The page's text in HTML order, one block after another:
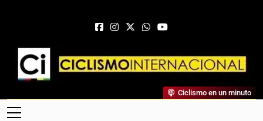
Ciclismo Internacional
Web Dedicada Al Ciclismo Mundial. Entrevistas, Análisis,
Crónicas, Previas Y Más. La Web Ciclista De Referencia.
Ciclismo en un minuto